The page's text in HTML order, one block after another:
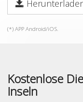
(*) APP Android/iOS.
Kostenlose
Inseln